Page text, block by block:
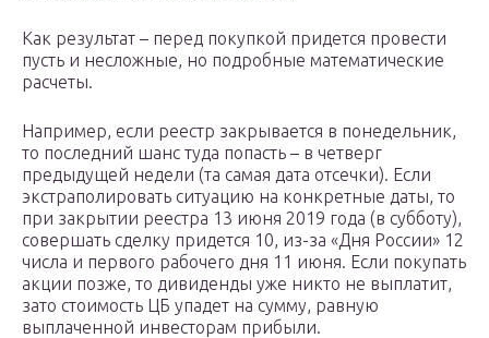
Как результат – перед покупкой придется провести
пусть и несложные, но подробные математические
расчеты.
Например, если реестр закрывается в понедельник,
то последний шанс туда попасть – в четверг
предыдущей недели (та самая дата отсечки). Если
экстраполировать ситуацию на конкретные даты, то
при закрытии реестра 13 июня 2019 года (в субботу),
совершать сделку придется 10, из-за «Дня России» 12
числа и первого рабочего дня 11 июня. Если покупать
акции позже, то дивиденды уже никто не выплатит,
зато стоимость ЦБ упадет на сумму, равную
выплаченной инвесторам прибыли.